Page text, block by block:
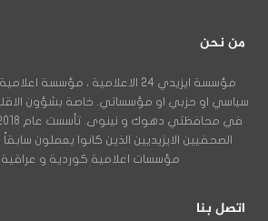
من نحن
مؤسسة ايزيدي 24 الاعلامية ،
سياسي او حزبي او مؤسساتي. خاصة بشؤون
الصحفيين الايزيديين الذين كانوا يعملون
مؤسسات اعلامية كوردية و عراقية
اتصل بنا